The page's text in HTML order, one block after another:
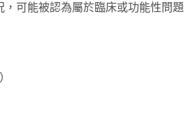
可能被認為屬於臨床或功能性問題